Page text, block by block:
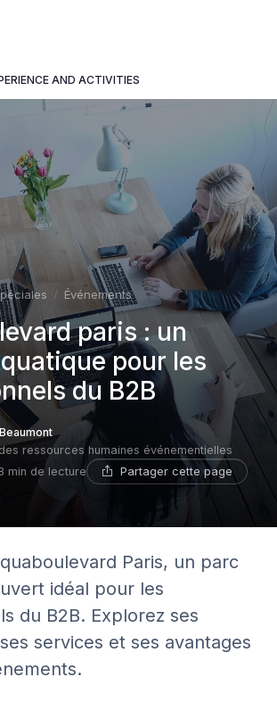
AND ACTIVITIES
Événements
paris : un
pour les
du B2B
ressources humaines événementielles
min de lecture Partager cette page
Paris, un parc
idéal pour les
du B2B. Explorez ses
services et ses avantages